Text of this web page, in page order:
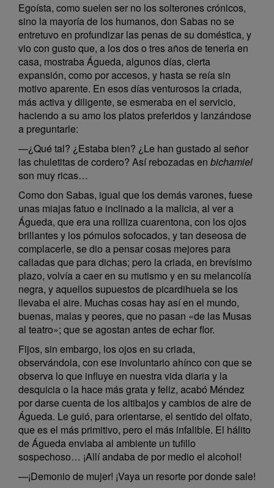
Egoísta, como suelen ser no los solterones crónicos,
sino la mayoría de los humanos, don Sabas no se
entretuvo en profundizar las penas de su doméstica, y
vio con gusto que, a los dos o tres años de tenerla en
casa, mostraba Águeda, algunos días, cierta
expansión, como por accesos, y hasta se reía sin
motivo aparente. En esos días venturosos la criada,
más activa y diligente, se esmeraba en el servicio,
haciendo a su amo los platos preferidos y lanzándose
a preguntarle:
—¿Qué tal? ¿Estaba bien? ¿Le han gustado al señor
las chuletitas de cordero? Así rebozadas en bichamiel
son muy ricas…
Como don Sabas, igual que los demás varones, fuese
unas miajas fatuo e inclinado a la malicia, al ver a
Águeda, que era una rolliza cuarentona, con los ojos
brillantes y los pómulos sofocados, y tan deseosa de
complacerle, se dio a pensar cosas mejores para
calladas que para dichas; pero la criada, en brevísimo
plazo, volvía a caer en su mutismo y en su melancolía
negra, y aquellos supuestos de picardihuela se los
llevaba el aire. Muchas cosas hay así en el mundo,
buenas, malas y peores, que no pasan «de las Musas
al teatro»; que se agostan antes de echar flor.
Fijos, sin embargo, los ojos en su criada,
observándola, con ese involuntario ahínco con que se
observa lo que influye en nuestra vida diaria y la
desquicia o la hace más grata y feliz, acabó Méndez
por darse cuenta de los altibajos y cambios de aire de
Águeda. Le guió, para orientarse, el sentido del olfato,
que es el más primitivo, pero el más infalible. El hálito
de Águeda enviaba al ambiente un tufillo
sospechoso… ¡Allí andaba de por medio el alcohol!
—¡Demonio de mujer! ¡Vaya un resorte por donde sale!